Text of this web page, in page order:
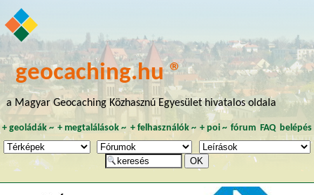
geocaching.hu ®
a Magyar Geocaching Közhasznú Egyesület hivatalos oldala
+ geoládák~ +megtalálások~ + felhasználók~ + poi~ fórum FAQ belépés